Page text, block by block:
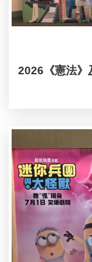
2026《憲法》